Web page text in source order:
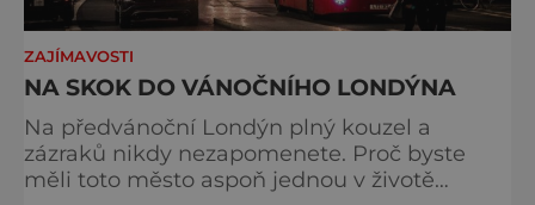
ZAJÍMAVOSTI
NA SKOK DO VÁNOČNÍHO LONDÝNA
Na předvánoční Londýn plný kouzel a
zázraků nikdy nezapomenete. Proč byste
měli toto město aspoň jednou v životě